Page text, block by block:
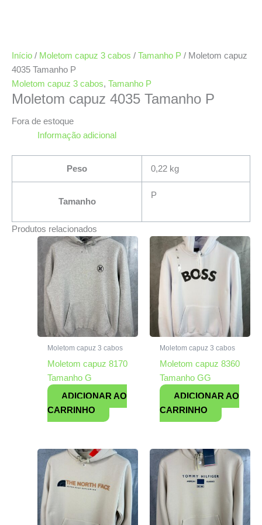
Início / Moletom capuz 3 cabos / Tamanho P / Moletom capuz
4035 Tamanho P
Moletom capuz 3 cabos, Tamanho P
Moletom capuz 4035 Tamanho P
Fora de estoque
Informação adicional
Peso 0,22 kg
Tamanho
P
Produtos relacionados
Moletom capuz 3 cabos
Moletom capuz 8170
Tamanho G
ADICIONAR AO
CARRINHO
Moletom capuz 3 cabos
Moletom capuz 8360
Tamanho GG
ADICIONAR AO
CARRINHO